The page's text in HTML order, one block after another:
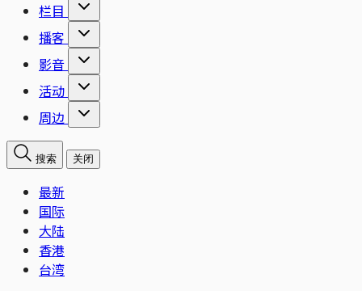
栏目
播客
影音
活动
周边
搜索 关闭
最新
国际
大陆
香港
台湾